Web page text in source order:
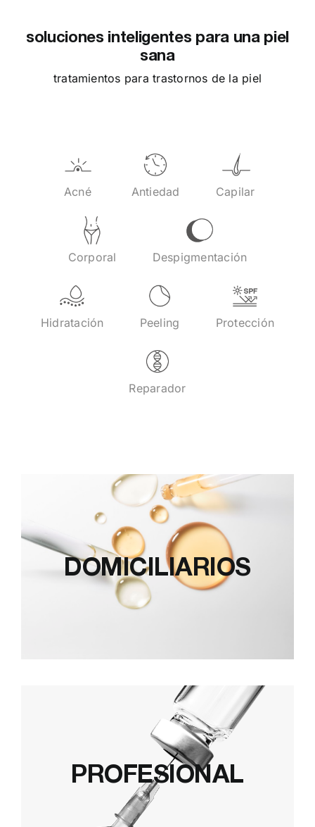
soluciones inteligentes para una piel
sana
tratamientos para trastornos de la piel
Acné Antiedad Capilar
Corporal Despigmentación
Hidratación Peeling Protección
Reparador
DOMICILIARIOS
PROFESIONAL